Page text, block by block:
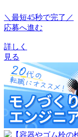
＼最短45秒で完了／
応募へ進む
詳しく
見る